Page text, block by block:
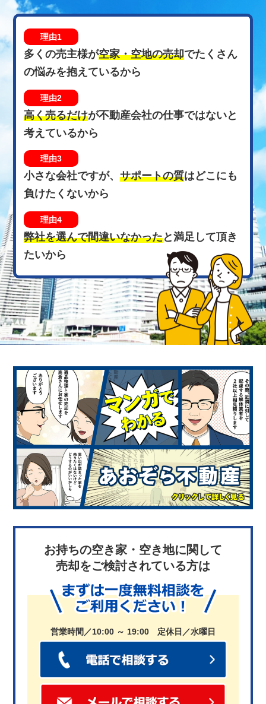
理由1
多くの売主様が空家・空地の売却でたくさん
の悩みを抱えているから
理由2
高く売るだけが不動産会社の仕事ではないと
考えているから
理由3
小さな会社ですが、 サポートの質はどこにも
負けたくないから
理由4
弊社を選んで間違いなかったと満足して頂き
たいから
お持ちの空き家・空き地に関して
売却をご検討されている方は
営業時間／10:00 ～ 19:00 定休日／水曜日